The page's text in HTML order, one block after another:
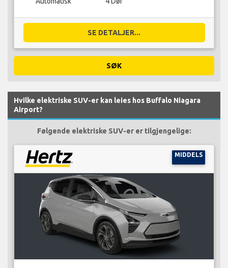
SE DETALJER...
SØK
Hvilke elektriske SUV-er kan leies hos Buffalo Niagara
Airport?
Følgende elektriske SUV-er er tilgjengelige:
MIDDELS